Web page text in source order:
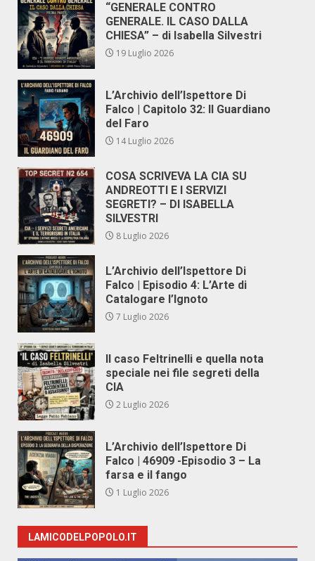
“GENERALE CONTRO
GENERALE. IL CASO DALLA
CHIESA” – di Isabella Silvestri
19 Luglio 2026
L’Archivio dell’Ispettore Di
Falco | Capitolo 32: Il Guardiano
del Faro
14 Luglio 2026
COSA SCRIVEVA LA CIA SU
ANDREOTTI E I SERVIZI
SEGRETI? – DI ISABELLA
SILVESTRI
8 Luglio 2026
L’Archivio dell’Ispettore Di
Falco | Episodio 4: L’Arte di
Catalogare l’Ignoto
7 Luglio 2026
Il caso Feltrinelli e quella nota
speciale nei file segreti della
CIA
2 Luglio 2026
L’Archivio dell’Ispettore Di
Falco | 46909 -Episodio 3 – La
farsa e il fango
1 Luglio 2026
LAMICODELPOPOLO.IT